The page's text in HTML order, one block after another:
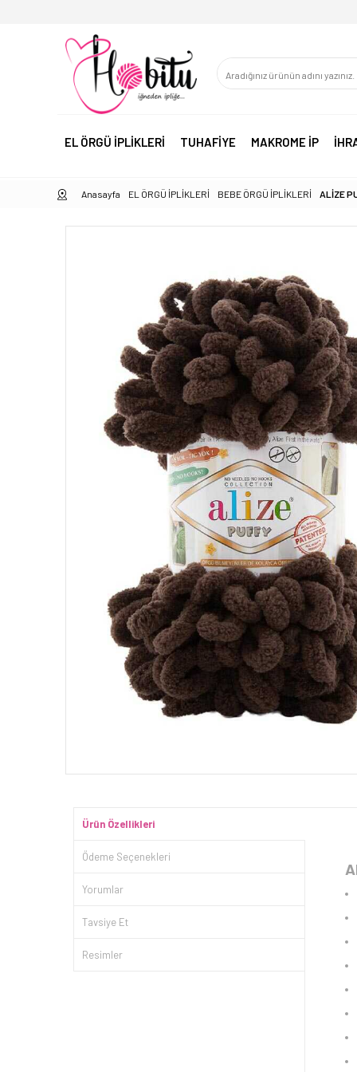
EL ÖRGÜ İPLİKLERİ TUHAFİYE MAKROME İP
Anasayfa EL ÖRGÜ İPLİKLERİ BEBE ÖRGÜ İPLİKLERİ ALİZE
Ürün Özellikleri
Ödeme Seçenekleri
Yorumlar
Tavsiye Et
Resimler